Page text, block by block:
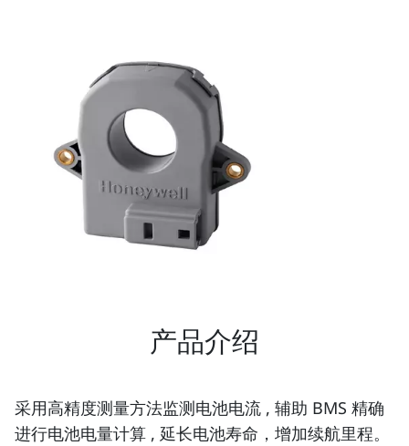
产品介绍
采用高精度测量方法监测电池电流 , 辅助 BMS 精确
进行电池电量计算 , 延长电池寿命，增加续航里程。